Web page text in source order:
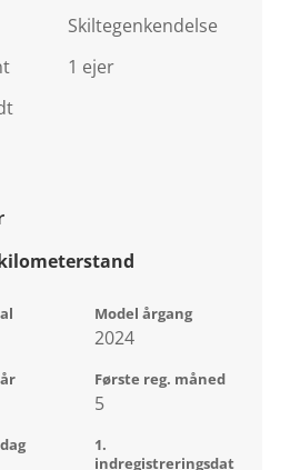
Skiltegenkendelse
1 ejer
Model årgang
2024
Første reg. måned
5
1.
indregistreringsdat